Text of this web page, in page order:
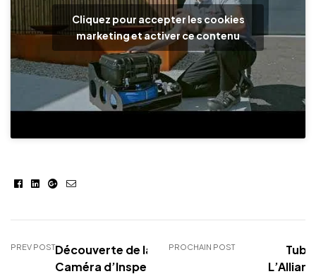
Cliquez pour accepter les cookies
marketing et activer ce contenu
Facebook
LinkedinGoogle+
E-
PREV POSTDécouverte de la
Caméra d’Inspection
PROCHAIN POST